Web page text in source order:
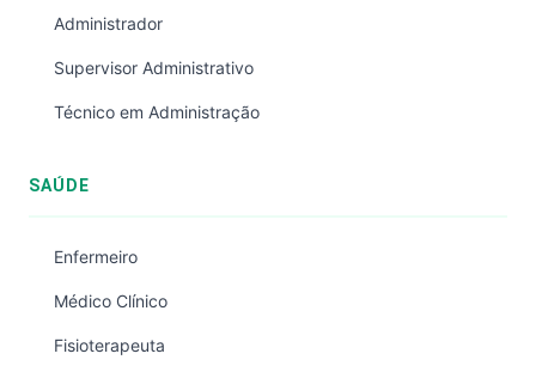
Administrador
Supervisor Administrativo
Técnico em Administração
SAÚDE
Enfermeiro
Médico Clínico
Fisioterapeuta